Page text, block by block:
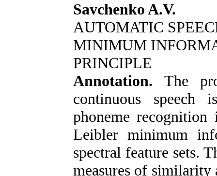
Savchenko A.V.
AUTOMATIC
MINIMUM
PRINCIPLE
Annotation. The
continuous
phoneme
Leibler minimum
spectral feature sets.
measures of similarity